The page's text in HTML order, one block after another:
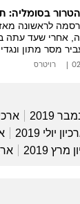
בסומליה:
אחרי שעד עתה
מסר מתון
רויטרס
2019
יולי 2019
מרץ 2019